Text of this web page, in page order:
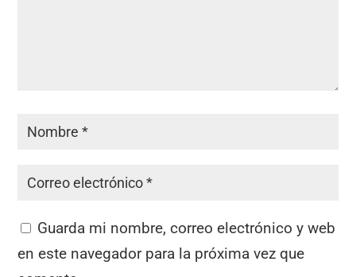
Guarda mi nombre, correo electrónico y web
en este navegador para la próxima vez que